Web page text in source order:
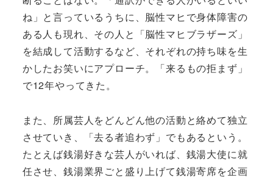
ね」と言っているうちに、脳性マヒで身体障害の
ある人も現れ、その人と「脳性マヒブラザーズ」
を結成して活動するなど、それぞれの持ち味を生
かしたお笑いにアプローチ。「来るもの拒まず」
で12年やってきた。
また、所属芸人をどんどん他の活動と絡めて独立
させていき、「去る者追わず」でもあるという。
たとえば銭湯好きな芸人がいれば、銭湯大使に就
任させ、銭湯業界ごと盛り上げて銭湯寄席を企画